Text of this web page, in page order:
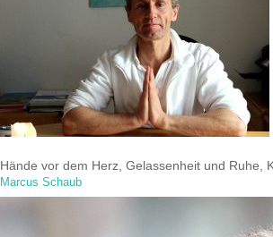
Hände vor dem Herz, Gelassenheit und Ruhe,
Marcus Schaub